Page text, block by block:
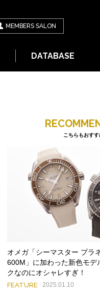
MEMBERS SALON
DATABASE
こちらもおすす
オメガ「シーマスター プラ
600M」に加わった新色モデ
クなのにオシャレすぎ！
FEATURE 2025.01.10